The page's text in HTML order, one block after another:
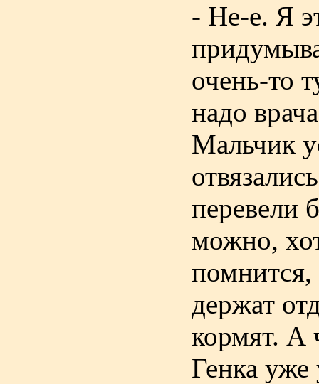
- Не-е. Я
очень-то
надо
Мальчик
перевели
можно,
помнится,
держат
кормят. А
Генка уже